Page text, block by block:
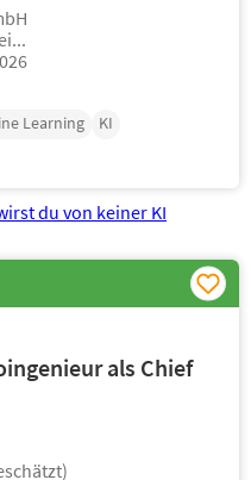
Learning
KI
als Chief